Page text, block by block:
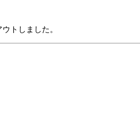
トしました。